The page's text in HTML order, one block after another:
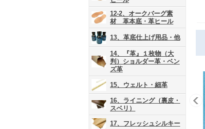
12-2、オークバーグ素
材 革本底・革ヒール
13、革底仕上げ用品・他
14、『革』１枚物（大
判）ショルダー革・ベン
ズ革
15、ウェルト・細革
16、ライニング（裏皮・
スベリ）
17、フレッシュシルキー